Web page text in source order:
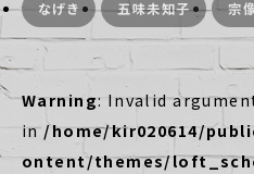
なげき 五味未知子 宗
Warning: Invalid
in /home/kir020614/
ontent/themes/